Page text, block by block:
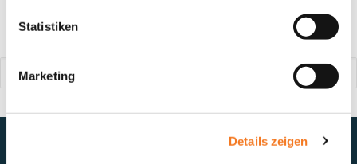
Statistiken
Marketing
Details zeigen
Schwarzmühlenstraße 104
F. +49 (0) 209 155 1029